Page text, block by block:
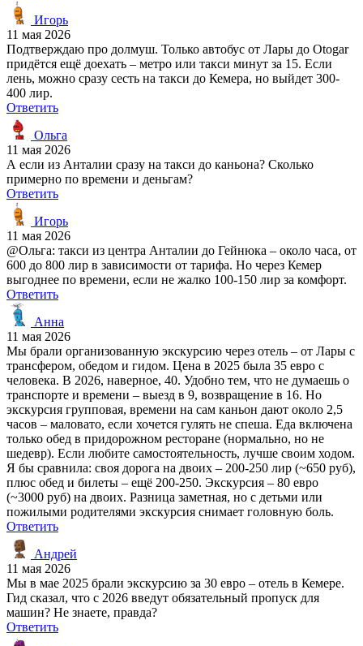
Игорь
11 мая 2026
Подтверждаю про долмуш. Только автобус от Лары до Otogar
придётся ещё доехать – метро или такси минут за 15. Если
лень, можно сразу сесть на такси до Кемера, но выйдет 300-
400 лир.
Ответить
Ольга
11 мая 2026
А если из Анталии сразу на такси до каньона? Сколько
примерно по времени и деньгам?
Ответить
Игорь
11 мая 2026
@Ольга: такси из центра Анталии до Гейнюка – около часа, от
600 до 800 лир в зависимости от тарифа. Но через Кемер
выгоднее по времени, если не жалко 100-150 лир за комфорт.
Ответить
Анна
11 мая 2026
Мы брали организованную экскурсию через отель – от Лары с
трансфером, обедом и гидом. Цена в 2025 была 35 евро с
человека. В 2026, наверное, 40. Удобно тем, что не думаешь о
транспорте и времени – выезд в 9, возвращение в 16. Но
экскурсия групповая, времени на сам каньон дают около 2,5
часов – маловато, если хочется гулять не спеша. Еда включена
только обед в придорожном ресторане (нормально, но не
шедевр). Если любите самостоятельность, лучше своим ходом.
Я бы сравнила: своя дорога на двоих – 200-250 лир (~650 руб),
плюс обед и билеты – ещё 200-250. Экскурсия – 80 евро
(~3000 руб) на двоих. Разница заметная, но с детьми или
пожилыми родителями экскурсия снимает головную боль.
Ответить
Андрей
11 мая 2026
Мы в мае 2025 брали экскурсию за 30 евро – отель в Кемере.
Гид сказал, что с 2026 введут обязательный пропуск для
машин? Не знаете, правда?
Ответить